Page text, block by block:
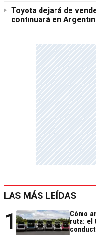
Toyota dejará de
continuará en
LAS MÁS LEÍDAS
1
Cómo
ruta: el